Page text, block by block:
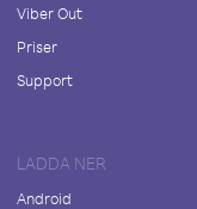
Viber Out
Priser
Support
LADDA NER
Android